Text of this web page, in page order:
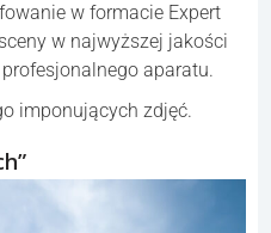
w formacie Expert
w najwyższej jakości
aparatu.
imponujących zdjęć.